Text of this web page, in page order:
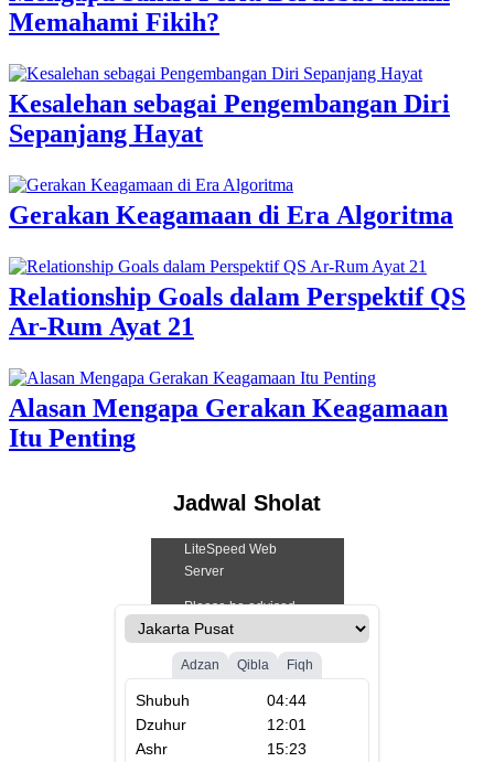
Memahami Fikih?
Kesalehan sebagai Pengembangan Diri
Sepanjang Hayat
Gerakan Keagamaan di Era Algoritma
Relationship Goals dalam Perspektif QS
Ar-Rum Ayat 21
Alasan Mengapa Gerakan Keagamaan
Itu Penting
Jadwal Sholat